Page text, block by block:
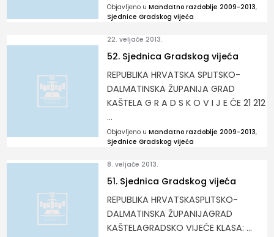
Objavljeno uMandatno razdoblje 2009-2013,
Sjednice Gradskog vijeća
22. veljače 2013.
52. Sjednica Gradskog vijeća
REPUBLIKA HRVATSKA SPLITSKO-
DALMATINSKA ŽUPANIJA GRAD
KAŠTELA G R A D S K O V I J E ĆE 21 212
...
Objavljeno uMandatno razdoblje 2009-2013,
Sjednice Gradskog vijeća
8. veljače 2013.
51. Sjednica Gradskog vijeća
REPUBLIKA HRVATSKASPLITSKO-
DALMATINSKA ŽUPANIJAGRAD
KAŠTELAGRADSKO VIJEĆE KLASA: ...